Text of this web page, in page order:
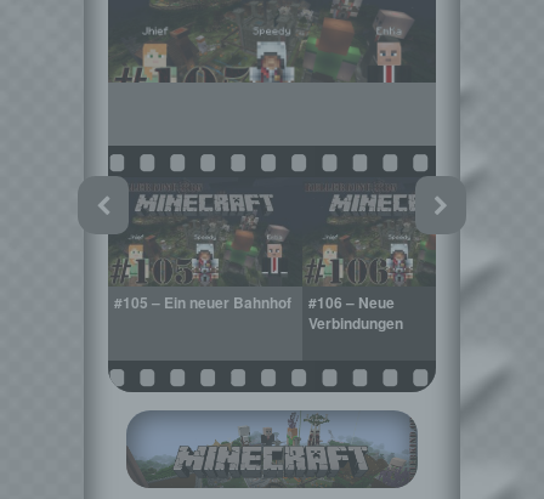
#105 – Ein neuer Bahnhof
#106 – Neue
Verbindungen